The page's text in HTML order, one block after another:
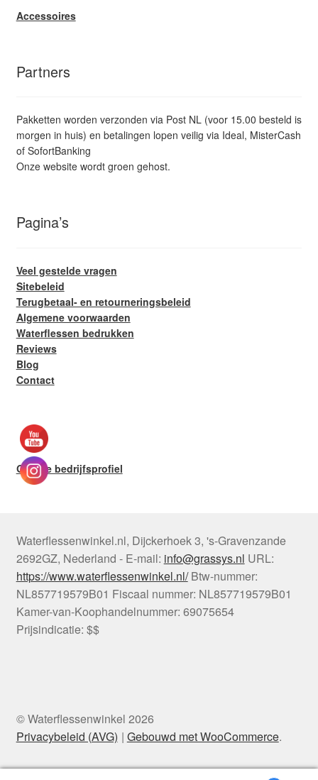
Accessoires
Partners
Pakketten worden verzonden via Post NL (voor 15.00 besteld is
morgen in huis) en betalingen lopen veilig via Ideal, MisterCash
of SofortBanking
Onze website wordt groen gehost.
Pagina’s
Veel gestelde vragen
Sitebeleid
Terugbetaal- en retourneringsbeleid
Algemene voorwaarden
Waterflessen bedrukken
Reviews
Blog
Contact
Google bedrijfsprofiel
Waterflessenwinkel.nl, Dijckerhoek 3, 's-Gravenzande
2692GZ, Nederland - E-mail: info@grassys.nl URL:
https://www.waterflessenwinkel.nl/ Btw-nummer:
NL857719579B01 Fiscaal nummer: NL857719579B01
Kamer-van-Koophandelnummer: 69075654
Prijsindicatie: $$
© Waterflessenwinkel 2026
Privacybeleid (AVG)
Gebouwd met WooCommerce.